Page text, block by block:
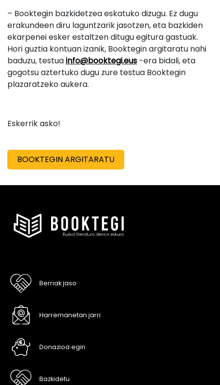
– Booktegin bazkidetzea eskatuko dizugu. Ez dugu
erakundeen diru laguntzarik jasotzen, eta bazkiden
ekarpenei esker estaltzen ditugu egitura gastuak.
Hori guztia kontuan izanik, Booktegin argitaratu nahi
baduzu, testuainfo@booktegi.eus -era bidali, eta
gogotsu aztertuko dugu zure testua Booktegin
plazaratzeko aukera.
Eskerrik asko!
BOOKTEGIN ARGITARATU
Berriak jaso
Harremanetan jarri
Donazioa egin
Bazkidetu